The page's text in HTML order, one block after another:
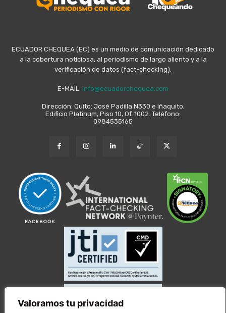
Valoramos tu privacidad
ECUADOR CHEQUEA (EC) es un medio de comunicación dedicado
a la cobertura noticiosa, al periodismo de largo aliento y a la
verificación de datos (fact-checking).
E-MAIL: info@ecuadorchequea.com
Dirección: Quito: José Padilla N330 e Iñaquito,
Edificio Platinum, Piso 10, Of. 1002. Teléfono:
0984535165